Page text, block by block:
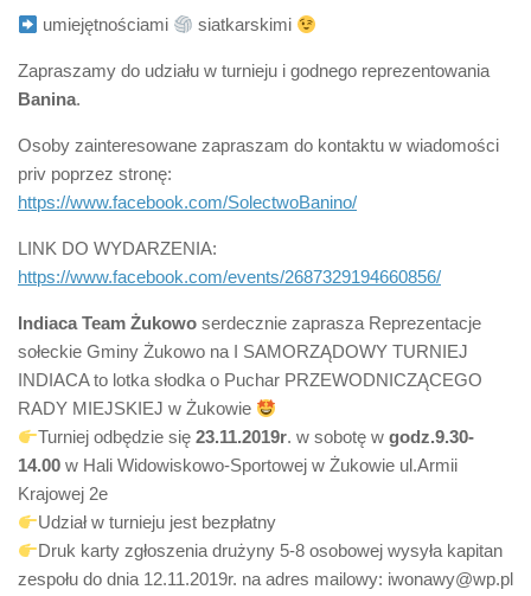
umiejętnościami siatkarskimi
Zapraszamy do udziału w turnieju i godnego reprezentowania
Banina.
Osoby zainteresowane zapraszam do kontaktu w wiadomości
priv poprzez stronę:
https://www.facebook.com/SolectwoBanino/
LINK DO WYDARZENIA:
https://www.facebook.com/events/2687329194660856/
Indiaca Team Żukowo serdecznie zaprasza Reprezentacje
sołeckie Gminy Żukowo na I SAMORZĄDOWY TURNIEJ
INDIACA to lotka słodka o Puchar PRZEWODNICZĄCEGO
RADY MIEJSKIEJ w Żukowie
Turniej odbędzie się23.11.2019r. w sobotę w godz.9.30-
14.00 w Hali Widowiskowo-Sportowej w Żukowie ul.Armii
Krajowej 2e
Udział w turnieju jest bezpłatny
Druk karty zgłoszenia drużyny 5-8 osobowej wysyła kapitan
zespołu do dnia 12.11.2019r. na adres mailowy: iwonawy@wp.pl